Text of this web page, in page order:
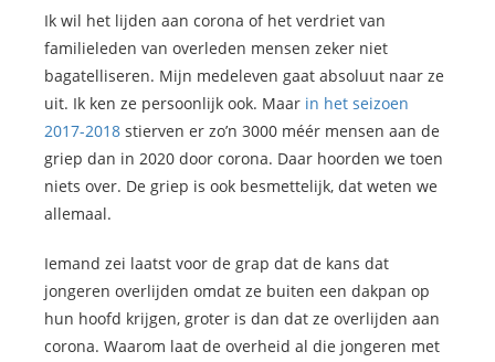
Ik wil het lijden aan corona of het verdriet van
familieleden van overleden mensen zeker niet
bagatelliseren. Mijn medeleven gaat absoluut naar ze
uit. Ik ken ze persoonlijk ook. Maar in het seizoen
2017-2018 stierven er zo’n 3000 méér mensen aan de
griep dan in 2020 door corona. Daar hoorden we toen
niets over. De griep is ook besmettelijk, dat weten we
allemaal.
Iemand zei laatst voor de grap dat de kans dat
jongeren overlijden omdat ze buiten een dakpan op
hun hoofd krijgen, groter is dan dat ze overlijden aan
corona. Waarom laat de overheid al die jongeren met